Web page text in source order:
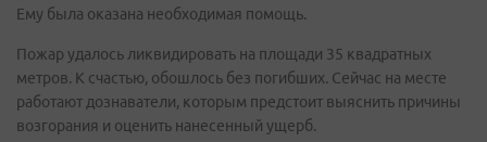
Ему была оказана необходимая помощь.
Пожар удалось ликвидировать на площади 35 квадратных
метров. К счастью, обошлось без погибших. Сейчас на месте
работают дознаватели, которым предстоит выяснить причины
возгорания и оценить нанесенный ущерб.